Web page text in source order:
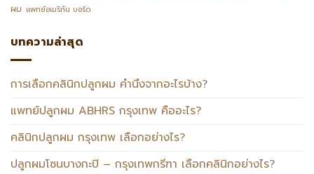
ผม แพทย์อเมริกัน บอร์ด
บทความล่าสุด
การเลือกคลินิกปลูกผม คำนึงจากอะไรบ้าง?
แพทย์ปลูกผม ABHRS กรุงเทพ คืออะไร?
คลินิกปลูกผม กรุงเทพ เลือกอย่างไร?
ปลูกผมโซนบางกะปิ – กรุงเทพกรีฑา เลือกคลินิกอย่างไร?